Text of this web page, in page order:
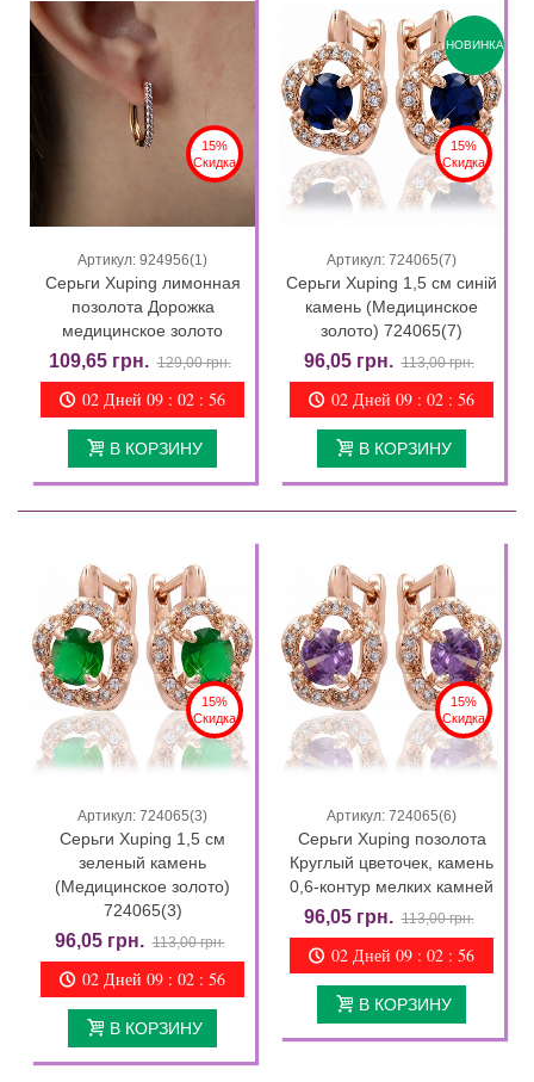
15%
Скидка
Артикул: 924956(1)
Серьги Xuping лимонная
позолота Дорожка
медицинское золото
109,65 грн. 129,00 грн.
02 Дней 09 : 02 : 55
В КОРЗИНУ
НОВИНКА
15%
Скидка
Артикул: 724065(7)
Серьги Xuping 1,5 см синій
камень (Медицинское
золото) 724065(7)
96,05 грн. 113,00 грн.
02 Дней 09 : 02 : 55
В КОРЗИНУ
15%
Скидка
Артикул: 724065(3)
Серьги Xuping 1,5 см
зеленый камень
(Медицинское золото)
724065(3)
96,05 грн. 113,00 грн.
02 Дней 09 : 02 : 55
В КОРЗИНУ
15%
Скидка
Артикул: 724065(6)
Серьги Xuping позолота
Круглый цветочек, камень
0,6-контур мелких камней
96,05 грн. 113,00 грн.
02 Дней 09 : 02 : 55
В КОРЗИНУ